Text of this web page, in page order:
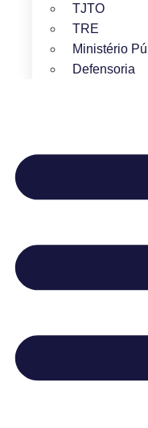
TJTO
TRE
Ministério
Defensoria